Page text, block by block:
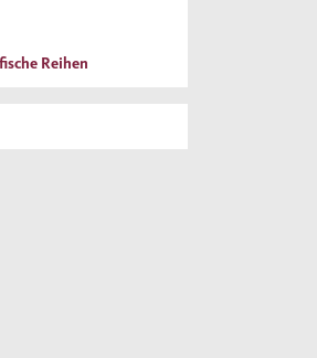
Reihen